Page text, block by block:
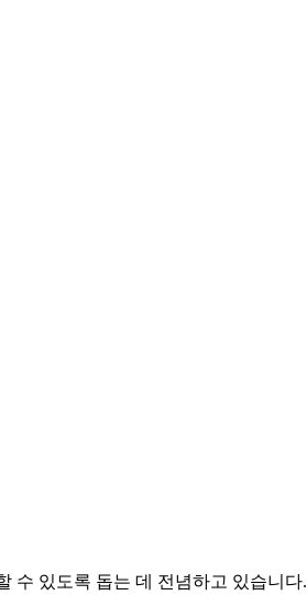
수 있도록 돕는 데 전념하고 있습니다.